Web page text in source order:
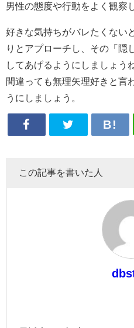
男性の態度や行動をよく観察
好きな気持ちがバレたくない
りとアプローチし、その「隠
してあげるようにしましょう
間違っても無理矢理好きと言
うにしましょう。
この記事を書いた人